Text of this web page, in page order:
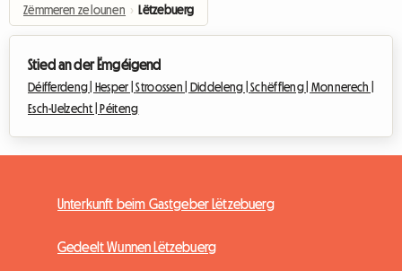
Zëmmeren ze lounen › Lëtzebuerg
Stied an der Ëmgéigend
Déifferdeng | Hesper |Stroossen | Diddeleng |Schëffleng | Monnerech |
Esch-Uelzecht |Péiteng
Unterkunft beim Gastgeber Lëtzebuerg
Gedeelt Wunnen Lëtzebuerg